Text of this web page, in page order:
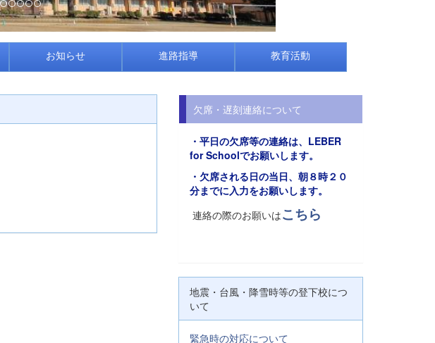
お知らせ 進路指導 教育活動
欠席・遅刻連絡について
・平日の欠席等の連絡は、 LEBER
for Schoolでお願いします。
・欠席される日の当日、朝８時２０
分までに入力をお願いします。
連絡の際のお願いはこちら
地震・台風・降雪時等の登下校につ
いて
緊急時の対応について